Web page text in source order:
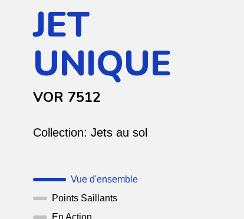
JET
UNIQUE
VOR 7512
Collection: Jets au sol
Vue d'ensemble
Points Saillants
En Action